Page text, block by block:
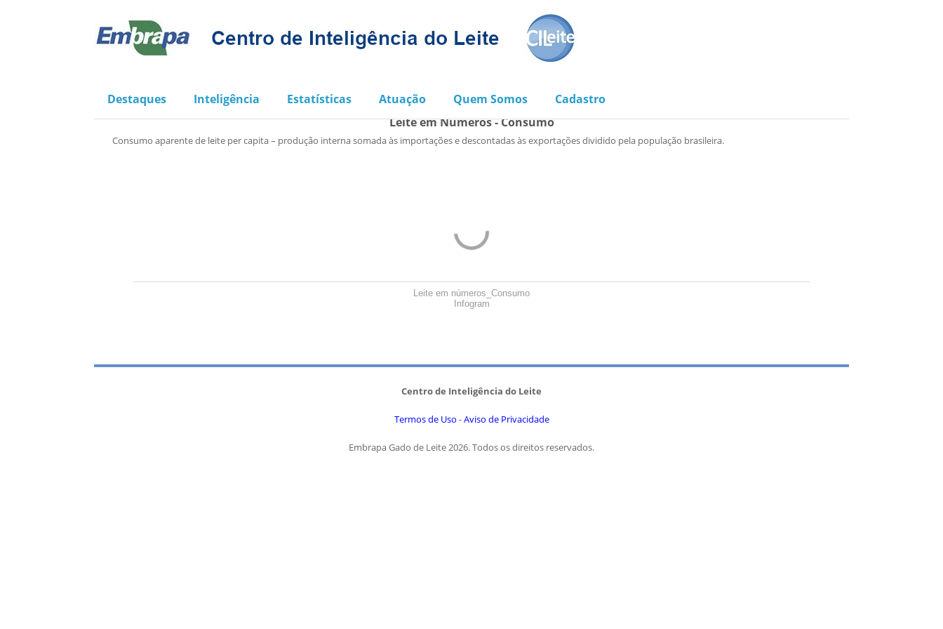
Destaques Inteligência Estatísticas Atuação Quem Somos
Cadastro
Leite em Números - Consumo
Consumo aparente de leite per capita – produção interna somada às importações e descontadas às exportações dividido pela população brasileira.
Leite em números_Consumo
Infogram
Centro de Inteligência do Leite
Termos de Uso -Aviso de Privacidade
Embrapa Gado de Leite 2026. Todos os direitos reservados.